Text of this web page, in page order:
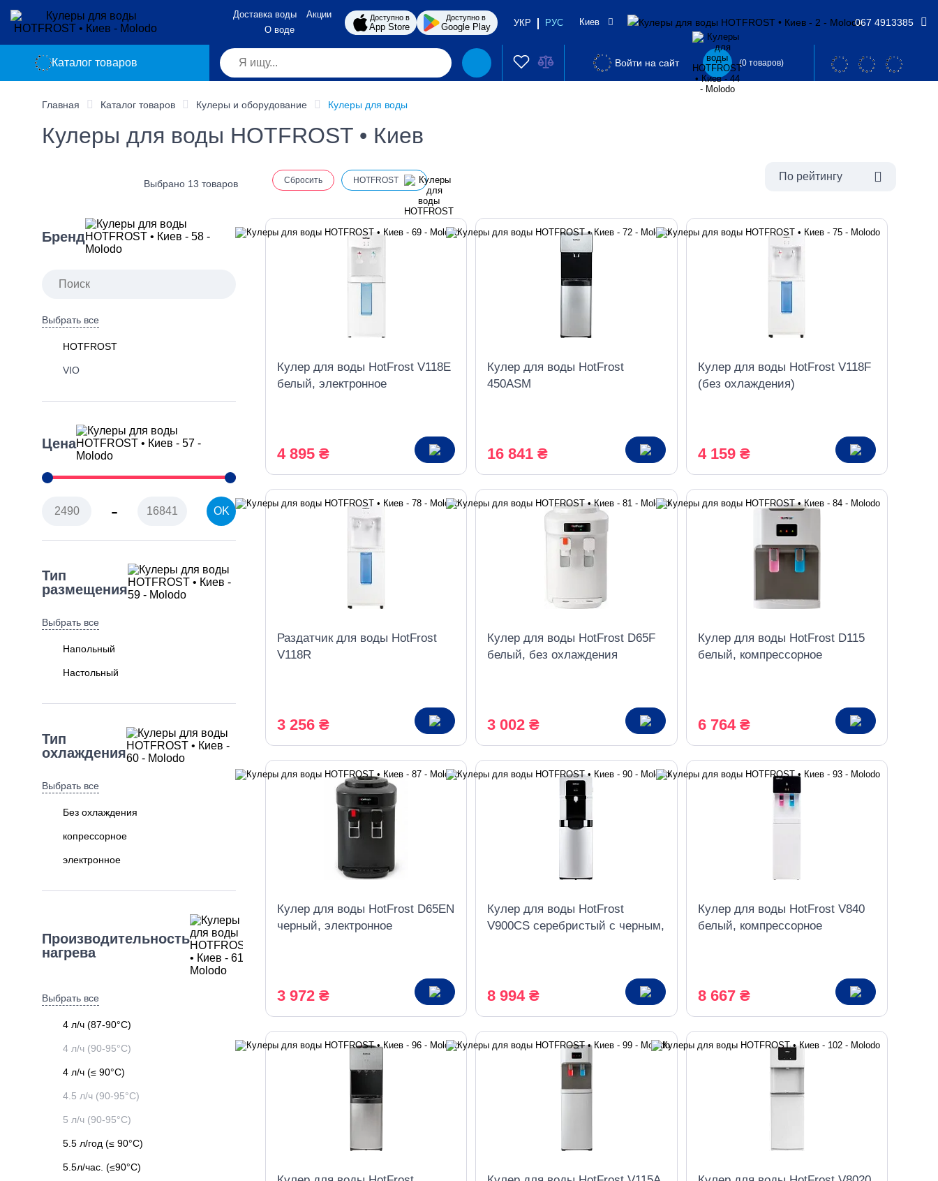
Доставка воды
Акции
О воде
Доступно в
App Store
Доступно в
Google Play УКР РУС Киев 067 4913385
Каталог товаров Войти на сайт (0 товаров)
Главная Каталог товаров Кулеры и оборудование Кулеры для воды
Кулеры для воды HOTFROST • Киев
Цена
- OK
Бренд
Выбрать все
HOTFROST
VIO
Тип
размещения
Выбрать все
Напольный
Настольный
Тип
охлаждения
Выбрать все
Без охлаждения
копрессорное
электронное
Производительность
нагрева
Выбрать все
4 л/ч (87-90°C)
4 л/ч (90-95°C)
4 л/ч (≤ 90°C)
4.5 л/ч (90-95°C)
5 л/ч (90-95°C)
5.5 л/год (≤ 90°C)
5.5л/час. (≤90°C)
По рейтингу
Выбрано 13 товаров Сбросить HOTFROST
Кулер для воды HotFrost V118E
белый, электронное
4 895 ₴
Кулер для воды HotFrost
450ASM
16 841 ₴
Кулер для воды HotFrost V118F
(без охлаждения)
4 159 ₴
Раздатчик для воды HotFrost
V118R
3 256 ₴
Кулер для воды HotFrost D65F
белый, без охлаждения
3 002 ₴
Кулер для воды HotFrost D115
белый, компрессорное
6 764 ₴
Кулер для воды HotFrost D65EN
черный, электронное
3 972 ₴
Кулер для воды HotFrost
V900CS серебристый с черным,
8 994 ₴
Кулер для воды HotFrost V840
белый, компрессорное
8 667 ₴